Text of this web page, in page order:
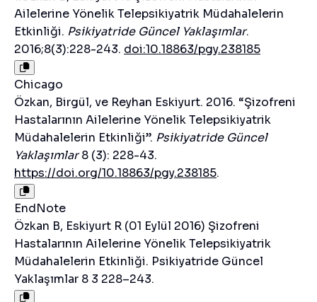
Ailelerine Yönelik Telepsikiyatrik Müdahalelerin
Etkinliği. Psikiyatride Güncel Yaklaşımlar.
2016;8(3):228-243. doi:10.18863/pgy.238185
Chicago
Özkan, Birgül, ve Reyhan Eskiyurt. 2016. “Şizofreni
Hastalarının Ailelerine Yönelik Telepsikiyatrik
Müdahalelerin Etkinliği”. Psikiyatride Güncel
Yaklaşımlar8 (3): 228-43.
https://doi.org/10.18863/pgy.238185.
EndNote
Özkan B, Eskiyurt R (01 Eylül 2016) Şizofreni
Hastalarının Ailelerine Yönelik Telepsikiyatrik
Müdahalelerin Etkinliği. Psikiyatride Güncel
Yaklaşımlar 8 3 228–243.